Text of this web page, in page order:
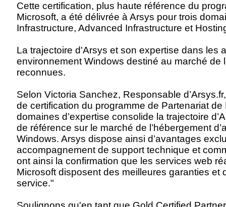
Cette certification, plus haute référence du
Microsoft, a été délivrée à Arsys pour trois
Infrastructure, Advanced Infrastructure et
La trajectoire d'Arsys et son expertise dans les
environnement Windows destiné au marché de
reconnues.
Selon Victoria Sanchez, Responsable
de certification du programme de Partenariat
domaines d’expertise consolide la trajectoire
de référence sur le marché de l’hébergement
Windows. Arsys dispose ainsi d’avantages
accompagnement de support technique et
ont ainsi la confirmation que les services web
Microsoft disposent des meilleures garanties et
service."